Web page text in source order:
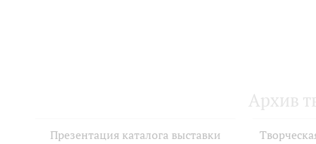
Архив
Презентация каталога выставки